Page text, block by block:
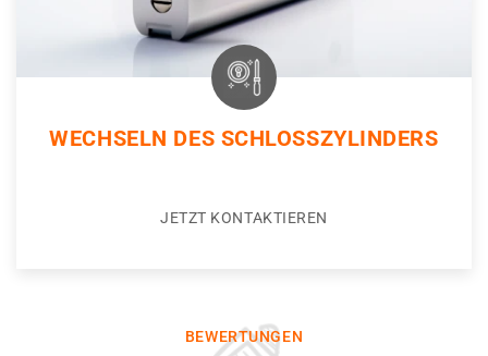
WECHSELN DES SCHLOSSZYLINDERS
JETZT KONTAKTIEREN
BEWERTUNGEN